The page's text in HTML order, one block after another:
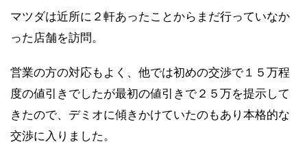
マツダは近所に２軒あったことからまだ行っていなか
った店舗を訪問。
営業の方の対応もよく、他では初めの交渉で１５万程
度の値引きでしたが最初の値引きで２５万を提示して
きたので、デミオに傾きかけていたのもあり本格的な
交渉に入りました。